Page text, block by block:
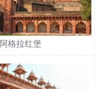
阿格拉红堡